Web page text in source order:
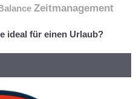
Zeitmanagement
ideal für einen Urlaub?